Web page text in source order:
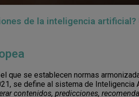
de la inteligencia artificial?
que se establecen normas
se define al sistema de Inteligencia
contenidos, predicciones,